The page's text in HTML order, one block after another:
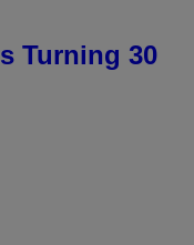
Turning 30